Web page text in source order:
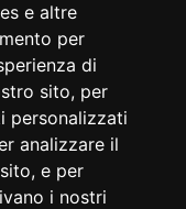
e altre
per
di
sito, per
personalizzati
analizzare il
e per
i nostri